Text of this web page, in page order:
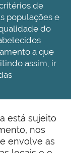
de
populações e
do
a que
assim, ir
está sujeito
nos
envolve as